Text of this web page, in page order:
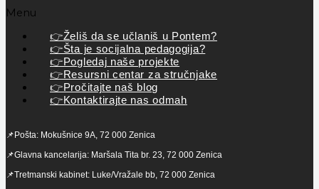
Menu
👉Želiš da se učlaniš u Pontem?
👉Šta je socijalna pedagogija?
👉Pogledaj naše projekte
👉Resursni centar za stručnjake
👉Pročitajte naš blog
👉Kontaktirajte nas odmah
📌Pošta: Mokušnice 9A, 72 000 Zenica
📌Glavna kancelarija: Maršala Tita br. 23, 72 000 Zenica
📌Tretmanski kabinet: Luke/Vražale bb, 72 000 Zenica